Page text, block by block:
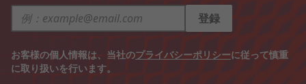
登録
お客様の個人情報は、当社のプライバシーポリシーに従って慎重
に取り扱いを行います。